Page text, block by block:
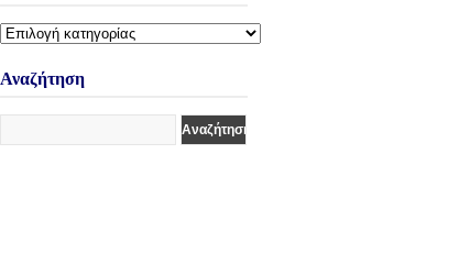
Διάφορες
Άρθρων
Αναζήτηση